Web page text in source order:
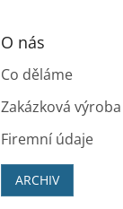
O nás
Co děláme
Zakázková výroba
Firemní údaje
ARCHIV